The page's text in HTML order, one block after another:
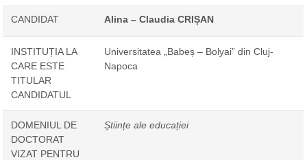
CANDIDAT Alina – Claudia CRIȘAN
INSTITUȚIA LA
CARE ESTE
TITULAR
CANDIDATUL
Universitatea „Babeș – Bolyai” din Cluj-
Napoca
DOMENIUL DE
DOCTORAT
VIZAT PENTRU
Științe ale educației